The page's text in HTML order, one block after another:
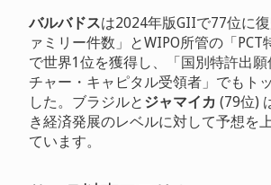
バルバドスは2024年版GIIで77位に
ァミリー件数」とWIPO所管の「PCT
で世界1位を獲得し、「国別特許出
チャー・キャピタル受領者」でもト
した。ブラジルとジャマイカ (79位)
き経済発展のレベルに対して予想を
ています。